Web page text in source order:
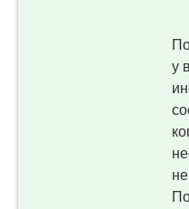
у